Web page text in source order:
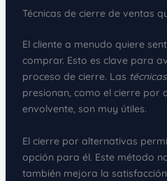
Técnicas de cierre de ventas
El cliente a menudo quiere
comprar. Esto es clave para
proceso de cierre. Las
presionan, como el cierre por
envolvente, son muy útiles.
El cierre por alternativas
opción para él. Este método
también mejora la